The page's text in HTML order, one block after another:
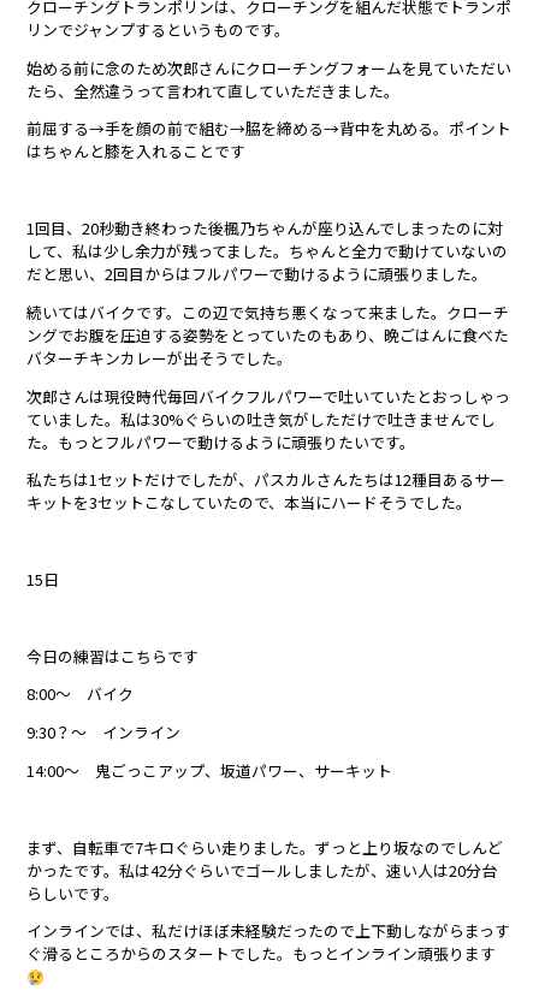
クローチングトランポリンは、クローチングを組んだ状態でトランポ
リンでジャンプするというものです。
始める前に念のため次郎さんにクローチングフォームを見ていただい
たら、全然違うって言われて直していただきました。
前屈する→手を顔の前で組む→脇を締める→背中を丸める。ポイント
はちゃんと膝を入れることです
1回目、20秒動き終わった後楓乃ちゃんが座り込んでしまったのに対
して、私は少し余力が残ってました。ちゃんと全力で動けていないの
だと思い、2回目からはフルパワーで動けるように頑張りました。
続いてはバイクです。この辺で気持ち悪くなって来ました。クローチ
ングでお腹を圧迫する姿勢をとっていたのもあり、晩ごはんに食べた
バターチキンカレーが出そうでした。
次郎さんは現役時代毎回バイクフルパワーで吐いていたとおっしゃっ
ていました。私は30%ぐらいの吐き気がしただけで吐きませんでし
た。もっとフルパワーで動けるように頑張りたいです。
私たちは1セットだけでしたが、パスカルさんたちは12種目あるサー
キットを3セットこなしていたので、本当にハードそうでした。
15日
今日の練習はこちらです
8:00〜 バイク
9:30？〜 インライン
14:00〜 鬼ごっこアップ、坂道パワー、サーキット
まず、自転車で7キロぐらい走りました。ずっと上り坂なのでしんど
かったです。私は42分ぐらいでゴールしましたが、速い人は20分台
らしいです。
インラインでは、私だけほぼ未経験だったので上下動しながらまっす
ぐ滑るところからのスタートでした。もっとインライン頑張ります